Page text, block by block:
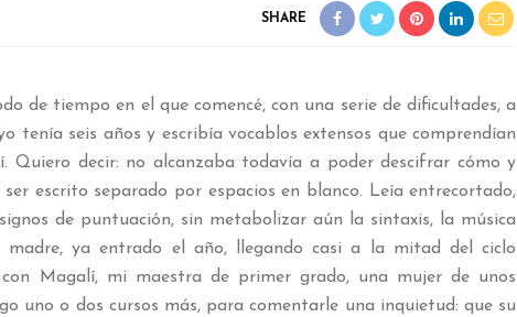
SHARE
de tiempo en el que comencé, con una serie de dificultades, a
tenía seis años y escribía vocablos extensos que comprendían
Quiero decir: no alcanzaba todavía a poder descifrar cómo y
escrito separado por espacios en blanco. Leía entrecortado,
de puntuación, sin metabolizar aún la sintaxis, la música
madre, ya entrado el año, llegando casi a la mitad del ciclo
Magalí, mi maestra de primer grado, una mujer de unos
uno o dos cursos más, para comentarle una inquietud: que su